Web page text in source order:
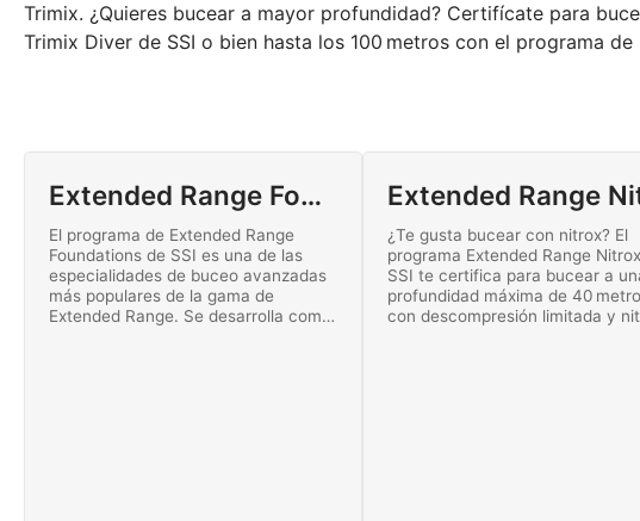
Trimix. ¿Quieres bucear a mayor profundidad? Certifícate para
Trimix Diver de SSI o bien hasta los 100 metros con el programa
Extended Range Foundations
El programa de Extended Range
Foundations de SSI es una de las
especialidades de buceo avanzadas
más populares de la gama de
Extended Range. Se desarrolla como
¿Te gusta bucear con nitrox? El
programa Extended Range
SSI te certifica para bucear a
profundidad máxima de 40
con descompresión limitada y